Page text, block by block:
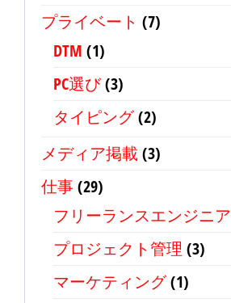
プライベート (7)
DTM (1)
PC選び(3)
タイピング(2)
メディア掲載 (3)
仕事(29)
フリーランスエンジニア
プロジェクト管理 (3)
マーケティング(1)